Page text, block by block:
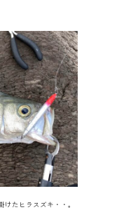
たヒラスズキ・・。